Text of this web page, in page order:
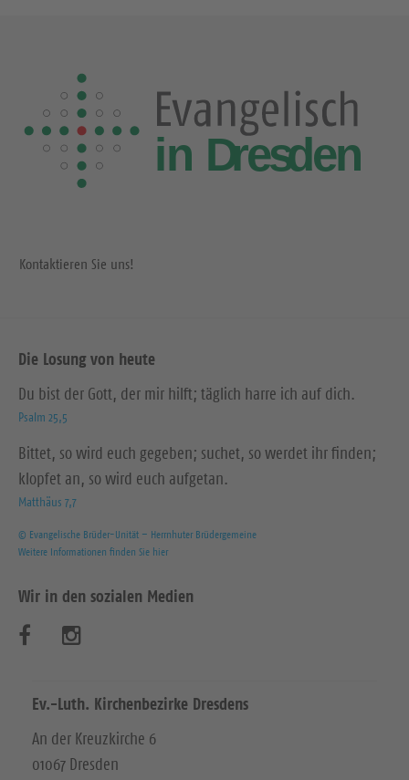
Kontaktieren Sie uns!
Die Losung von heute
Du bist der Gott, der mir hilft; täglich harre ich auf dich.
Psalm 25,5
Bittet, so wird euch gegeben; suchet, so werdet ihr finden;
klopfet an, so wird euch aufgetan.
Matthäus 7,7
© Evangelische Brüder-Unität – Herrnhuter Brüdergemeine
Weitere Informationen finden Sie hier
Wir in den sozialen Medien
s
u
c
s
u
c
Ev.-Luth. Kirchenbezirke Dresdens
An der Kreuzkirche 6
01067 Dresden